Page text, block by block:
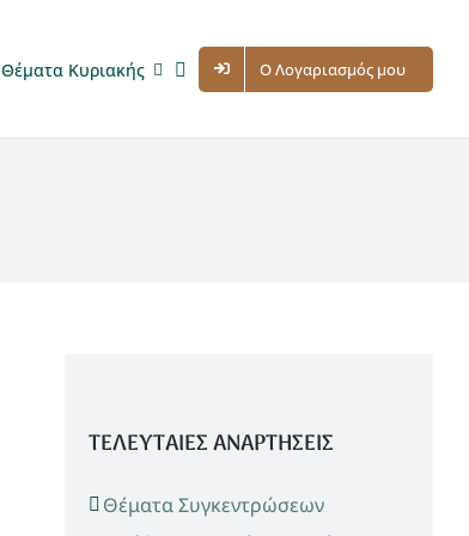
Θέματα Κυριακής Ο Λογαριασμός μου
ΤΕΛΕΥΤΑΙΕΣ ΑΝΑΡΤΗΣΕΙΣ
Θέματα Συγκεντρώσεων